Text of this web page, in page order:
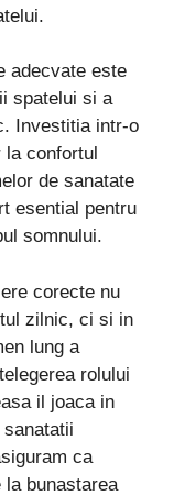
adecvate este
spatelui si a
Investitia intr-o
la confortul
de sanatate
esential pentru
somnului.
corecte nu
zilnic, ci si in
lung a
rolului
il joaca in
ca
la bunastarea